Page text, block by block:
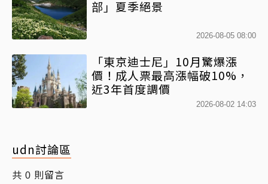
部」夏季絕景
2026-08-05 08:00
「東京迪士尼」10月驚爆漲
價！成人票最高漲幅破10%，
近3年首度調價
2026-08-02 14:03
udn討論區
共 0 則留言